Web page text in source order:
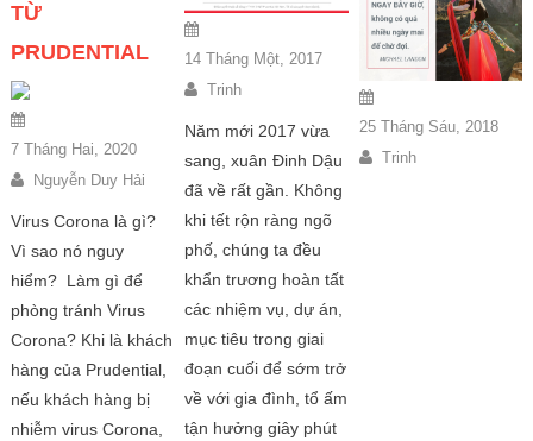
TỪ
PRUDENTIAL
7 Tháng Hai, 2020
Nguyễn Duy Hải
Virus Corona là gì?
Vì sao nó nguy
hiểm? Làm gì để
phòng tránh Virus
Corona? Khi là khách
hàng của Prudential,
nếu khách hàng bị
nhiễm virus Corona,
14 Tháng Một, 2017
Trinh
Năm mới 2017 vừa
sang, xuân Đinh Dậu
đã về rất gần. Không
khi tết rộn ràng ngõ
phố, chúng ta đều
khẩn trương hoàn tất
các nhiệm vụ, dự án,
mục tiêu trong giai
đoạn cuối để sớm trở
về với gia đình, tổ ấm
tận hưởng giây phút
25 Tháng Sáu, 2018
Trinh